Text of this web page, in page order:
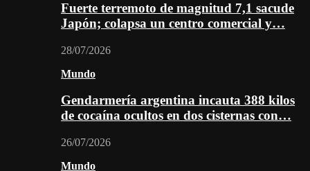
Fuerte terremoto de magnitud 7,1 sacude
Japón; colapsa un centro comercial y…
28/07/2026
Mundo
Gendarmería argentina incauta 388 kilos
de cocaína ocultos en dos cisternas con…
26/07/2026
Mundo